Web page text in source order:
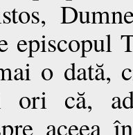
episcopul
o dată,
ori că,
aceea